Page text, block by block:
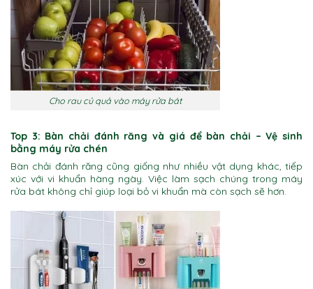
Cho rau củ quả vào máy rửa bát
Top 3: Bàn chải đánh răng và giá để bàn chải – Vệ sinh
bằng máy rửa chén
Bàn chải đánh răng cũng giống như nhiều vật dụng khác, tiếp
xúc với vi khuẩn hàng ngày. Việc làm sạch chúng trong máy
rửa bát không chỉ giúp loại bỏ vi khuẩn mà còn sạch sẽ hơn.